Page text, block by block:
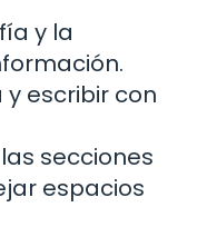
y la
escribir con
secciones
espacios